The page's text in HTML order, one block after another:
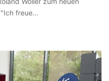
freue…